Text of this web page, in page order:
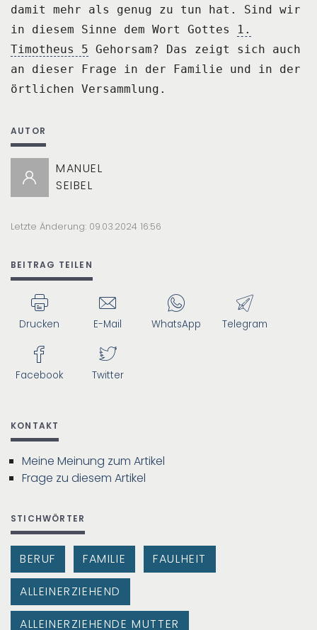
damit mehr als genug
zu tun hat.
Sind wir
in diesem Sinne dem Wort Gottes
1.
Timotheus 5 Gehorsam?
Das zeigt sich auch
an dieser Frage in der Familie und in der
örtlichen Versammlung.
AUTOR
MANUEL
SEIBEL
Letzte Änderung: 09.03.2024 16:56
BEITRAG TEILEN
Drucken E-Mail WhatsApp Telegram
Facebook Twitter
KONTAKT
Meine Meinung zum Artikel
Frage zu diesem Artikel
STICHWÖRTER
BERUF FAMILIE
FAULHEIT
ALLEINERZIEHEND
ALLEINERZIEHENDE MUTTER